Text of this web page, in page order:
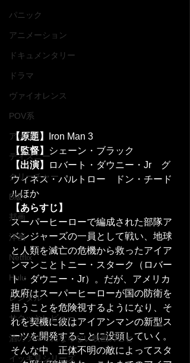
パニック
アニメーション
ドキュメンタリー
ドラマ
ヴァイオレンス
POV系
アメコミ
ディズニー
クリーチャー
B級
邦画
洋画
Netflix
Hulu
レンタル
サクッとレビュー
酒のツマミにならない映画のこと
イッキ見シリーズ
【原題】
Iron Man 3
【監督】
シェーン・ブラック
【出演】
ロバート・ダウニー・Jr　グ
ウィネス・パルトロー　ドン・チード
ルほか
【あらすじ】
スーパーヒーローで編成された部隊ア
ベンジャーズの一員として戦い、地球
と人類を滅亡の危機から救ったアイア
ンマンことトニー・スターク（ロバー
ト・ダウニー・Jr）。だが、アメリカ
政府はスーパーヒーローが国の防衛を
担うことを危険視するようになり、そ
れを契機に彼はアイアンマンの新型ス
ーツを開発することに没頭していく。
そんな中、正体不明の敵によってスタ